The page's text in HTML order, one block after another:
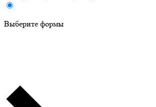
Выберите формы